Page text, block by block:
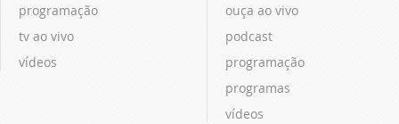
programação
tv ao vivo
vídeos
ouça ao vivo
podcast
programação
programas
vídeos